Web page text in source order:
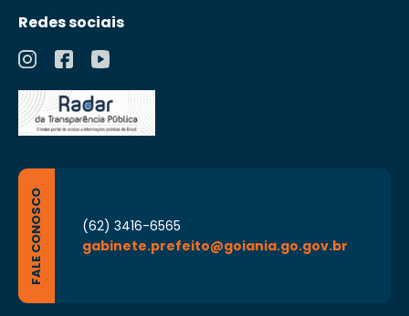
Redes sociais
FALE CONOSCO
(62) 3416-6565
gabinete.prefeito@goiania.go.gov.br